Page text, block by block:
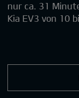
nur ca. 31
Kia EV3 von 10